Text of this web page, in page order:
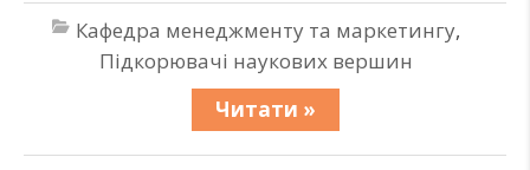
Кафедра менеджменту та маркетингу,
Підкорювачі наукових вершин
Читати »